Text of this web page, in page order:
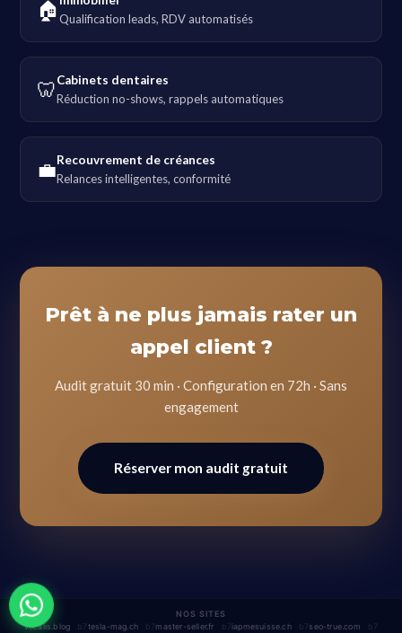
🏠 Qualification leads, RDV automatisés
🦷Cabinets dentaires
Réduction no-shows, rappels automatiques
💼Recouvrement de créances
Relances intelligentes, conformité
Prêt à ne plus jamais rater un
appel client ?
Audit gratuit 30 min · Configuration en 72h · Sans
engagement
Réserver mon audit gratuit
NOS SITES
vocalis.blog
tesla-mag.ch master-seller.fr iapmesuisse.ch seo-true.com